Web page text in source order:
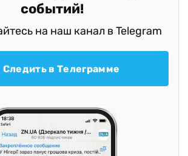
событий!
на наш канал в Telegram
Следить в Телеграмме